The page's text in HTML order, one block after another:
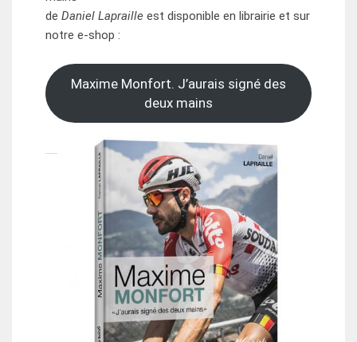
de Daniel Laprailleest disponible en librairie et sur
notre e-shop :
Maxime Monfort. J’aurais signé des
deux mains